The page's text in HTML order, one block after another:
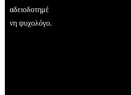
αδειοδοτημέ
νη ψυχολόγο.